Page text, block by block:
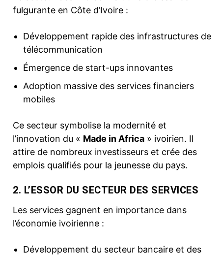
fulgurante en Côte d’Ivoire :
Développement rapide des infrastructures de
télécommunication
Émergence de start-ups innovantes
Adoption massive des services financiers
mobiles
Ce secteur symbolise la modernité et
l’innovation du « Made in Africa » ivoirien. Il
attire de nombreux investisseurs et crée des
emplois qualifiés pour la jeunesse du pays.
2. L’ESSOR DU SECTEUR DES SERVICES
Les services gagnent en importance dans
l’économie ivoirienne :
Développement du secteur bancaire et des